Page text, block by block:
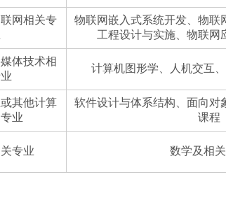
网相关专
物联网嵌入式系统开发、物联
工程设计与实施、物联网
体技术相
计算机图形学、人机交互
其他计算
业
软件设计与体系结构、面向对
课程
专业 数学及相